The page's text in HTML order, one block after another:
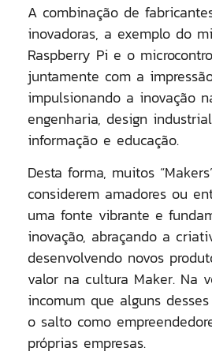
A combinação de
inovadoras, a exemplo do
Raspberry Pi e o
juntamente com a
impulsionando a inovação
engenharia, design
informação e educação.
Desta forma, muitos
considerem amadores ou
uma fonte vibrante e
inovação, abraçando a
desenvolvendo novos
valor na cultura Maker. Na
incomum que alguns
o salto como
próprias empresas.